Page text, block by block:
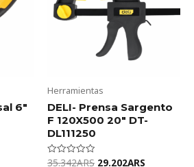
6″
Herramientas
DELI- Prensa Sargento
F 120X500 20″ DT-
DL111250
Valorado
35.342ARS 29.202ARS